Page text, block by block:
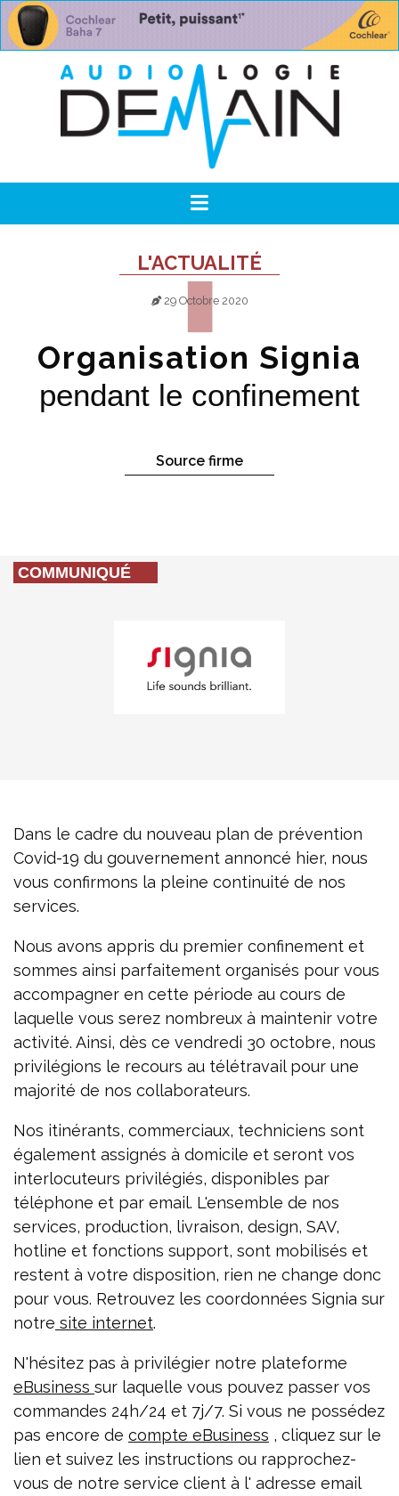
L'ACTUALITÉ
29 Octobre 2020
Organisation Signia
pendant le confinement
Source firme
COMMUNIQUÉ
Dans le cadre du nouveau plan de prévention
Covid-19 du gouvernement annoncé hier, nous
vous confirmons la pleine continuité de nos
services.
Nous avons appris du premier confinement et
sommes ainsi parfaitement organisés pour vous
accompagner en cette période au cours de
laquelle vous serez nombreux à maintenir votre
activité. Ainsi, dès ce vendredi 30 octobre, nous
privilégions le recours au télétravail pour une
majorité de nos collaborateurs.
Nos itinérants, commerciaux, techniciens sont
également assignés à domicile et seront vos
interlocuteurs privilégiés, disponibles par
téléphone et par email. L'ensemble de nos
services, production, livraison, design, SAV,
hotline et fonctions support, sont mobilisés et
restent à votre disposition, rien ne change donc
pour vous. Retrouvez les coordonnées Signia sur
notre site internet.
N'hésitez pas à privilégier notre plateforme
eBusiness sur laquelle vous pouvez passer vos
commandes 24h/24 et 7j/7. Si vous ne possédez
pas encore de compte eBusiness , cliquez sur le
lien et suivez les instructions ou rapprochez-
vous de notre service client à l' adresse email